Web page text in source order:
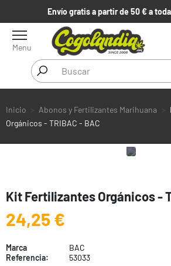
Envío gratis a partir de 50 € a
Menu
Inicio Abonos y Fertilizantes Marihuana
Orgánicos - TRIBAC - BAC
Kit Fertilizantes Orgánicos -
24,25 €
Marca
BAC
Referencia:
53033